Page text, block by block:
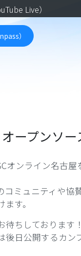
Live）
）
オープンソ
オンライン名古屋
コミュニティや
す。
待ちしております！
日公開するカン